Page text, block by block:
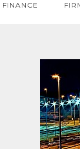
FINANCE